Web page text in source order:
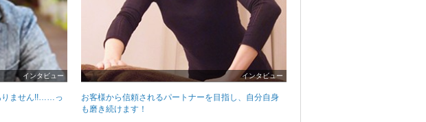
インタビュー
りません!!……っ
インタビュー
お客様から信頼されるパートナーを目指し、自分自身
も磨き続けます！